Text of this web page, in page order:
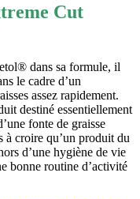
Cut
dans sa formule, il
le cadre d’un
assez rapidement.
destiné essentiellement
fonte de graisse
à croire qu’un produit du
d’une hygiène de vie
bonne routine d’activité